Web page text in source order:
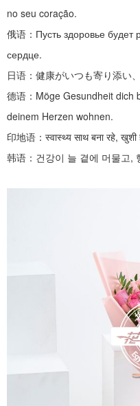
no seu coração.
俄语： Пусть здоровье будет
сердце.
日语：健康がいつも寄り添い
德语： Möge Gesundheit dich
deinem Herzen wohnen.
印地语： स्वास्थ्य साथ बना रहे, खुशी
韩语：건강이 늘 곁에 머물고,